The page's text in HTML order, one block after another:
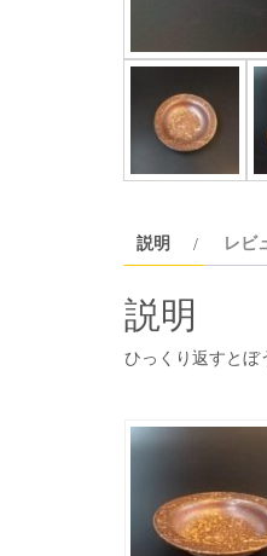
説明 レビ
説明
ひっくり返すとぼ